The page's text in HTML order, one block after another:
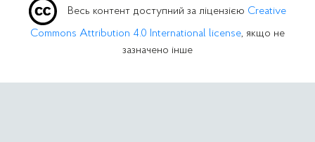
Весь контент доступний за ліцензією Creative
Commons Attribution 4.0 International license, якщо не
зазначено інше